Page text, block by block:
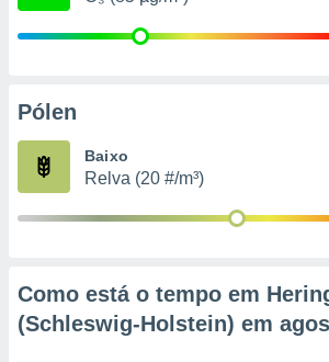
de
Pólen
Baixo
Relva (20 #/m³)
Como está o tempo em
(Schleswig-Holstein) em